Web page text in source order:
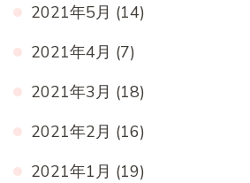
2021年5月 (14)
2021年4月 (7)
2021年3月 (18)
2021年2月 (16)
2021年1月 (19)